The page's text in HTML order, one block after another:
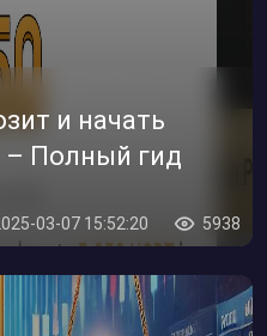
и начать
– Полный гид
03-07 15:52:20 5938